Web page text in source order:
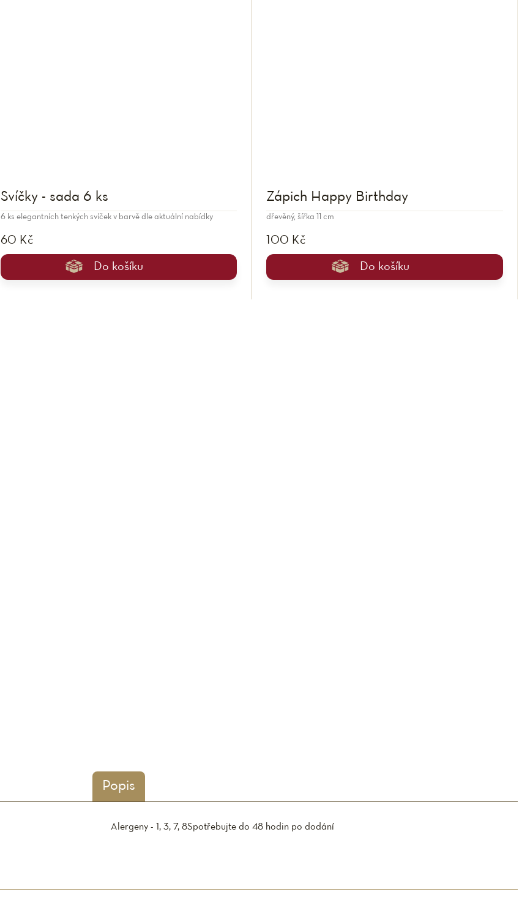
Svíčky - sada 6 ks
60 Kč
Do košíku
6 ks elegantních tenkých svíček v barvě dle aktuální nabídky
Zápich Happy Birthday
100 Kč
Do košíku
dřevěný, šířka 11 cm
Popis
Alergeny - 1, 3, 7, 8Spotřebujte do 48 hodin po dodání